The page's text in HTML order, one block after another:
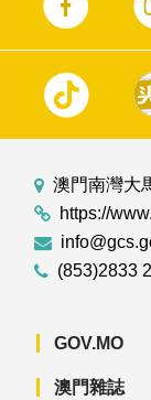
澳門南灣大
https://
(853)2833
GOV.MO
澳門雜誌